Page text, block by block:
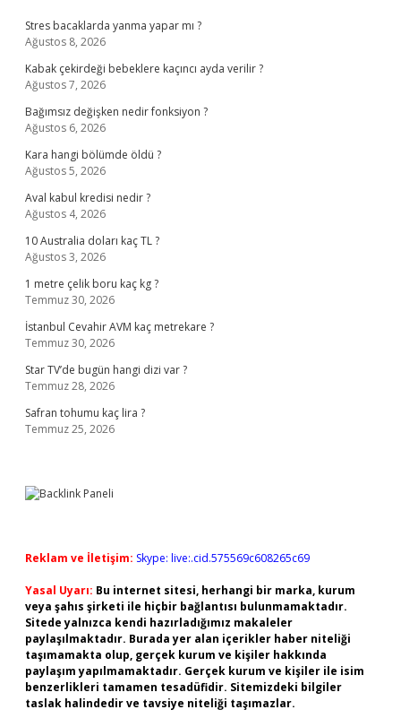
Stres bacaklarda yanma yapar mı ?
Ağustos 8, 2026
Kabak çekirdeği bebeklere kaçıncı ayda verilir ?
Ağustos 7, 2026
Bağımsız değişken nedir fonksiyon ?
Ağustos 6, 2026
Kara hangi bölümde öldü ?
Ağustos 5, 2026
Aval kabul kredisi nedir ?
Ağustos 4, 2026
10 Australia doları kaç TL ?
Ağustos 3, 2026
1 metre çelik boru kaç kg ?
Temmuz 30, 2026
İstanbul Cevahir AVM kaç metrekare ?
Temmuz 30, 2026
Star TV’de bugün hangi dizi var ?
Temmuz 28, 2026
Safran tohumu kaç lira ?
Temmuz 25, 2026
Reklam ve İletişim: Skype: live:.cid.575569c608265c69
Yasal Uyarı: Bu internet sitesi, herhangi bir marka, kurum
veya şahıs şirketi ile hiçbir bağlantısı bulunmamaktadır.
Sitede yalnızca kendi hazırladığımız makaleler
paylaşılmaktadır. Burada yer alan içerikler haber niteliği
taşımamakta olup, gerçek kurum ve kişiler hakkında
paylaşım yapılmamaktadır. Gerçek kurum ve kişiler ile isim
benzerlikleri tamamen tesadüfidir. Sitemizdeki bilgiler
taslak halindedir ve tavsiye niteliği taşımazlar.